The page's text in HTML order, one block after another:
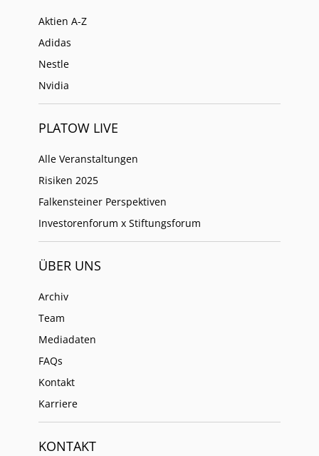
Aktien A-Z
Adidas
Nestle
Nvidia
PLATOW LIVE
Alle Veranstaltungen
Risiken 2025
Falkensteiner Perspektiven
Investorenforum x Stiftungsforum
ÜBER UNS
Archiv
Team
Mediadaten
FAQs
Kontakt
Karriere
KONTAKT